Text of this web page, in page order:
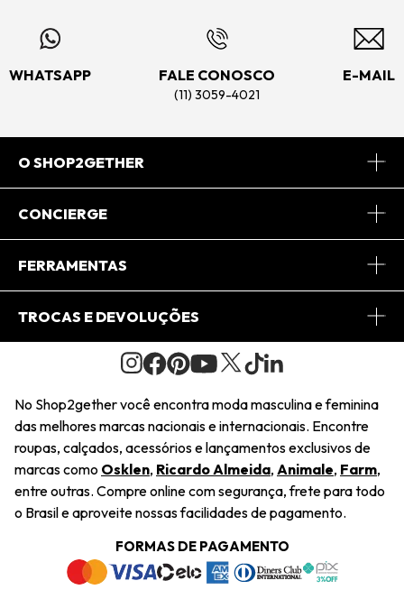
WHATSAPP FALE CONOSCO
(11) 3059-4021
E-MAIL
O SHOP2GETHER
Sobre Nós
Journal
Saiu na Mídia
Sustentabilidade
Navegando
Termos e Condições
CONCIERGE
Central de Relacionamento
Regulamento e Promoções
FERRAMENTAS
Minha Conta
Pedido de Presente
Wishlist
TROCAS E DEVOLUÇÕES
Condições Gerais
Troca Fácil
Restituição de Pagamento
Dúvidas Frequentes
Termos e Condições
Política de Privacidade
No Shop2gether você encontra moda masculina e feminina
das melhores marcas nacionais e internacionais. Encontre
roupas, calçados, acessórios e lançamentos exclusivos de
marcas como Osklen, Ricardo Almeida, Animale, Farm,
entre outras. Compre online com segurança, frete para todo
o Brasil e aproveite nossas facilidades de pagamento.
FORMAS DE PAGAMENTO